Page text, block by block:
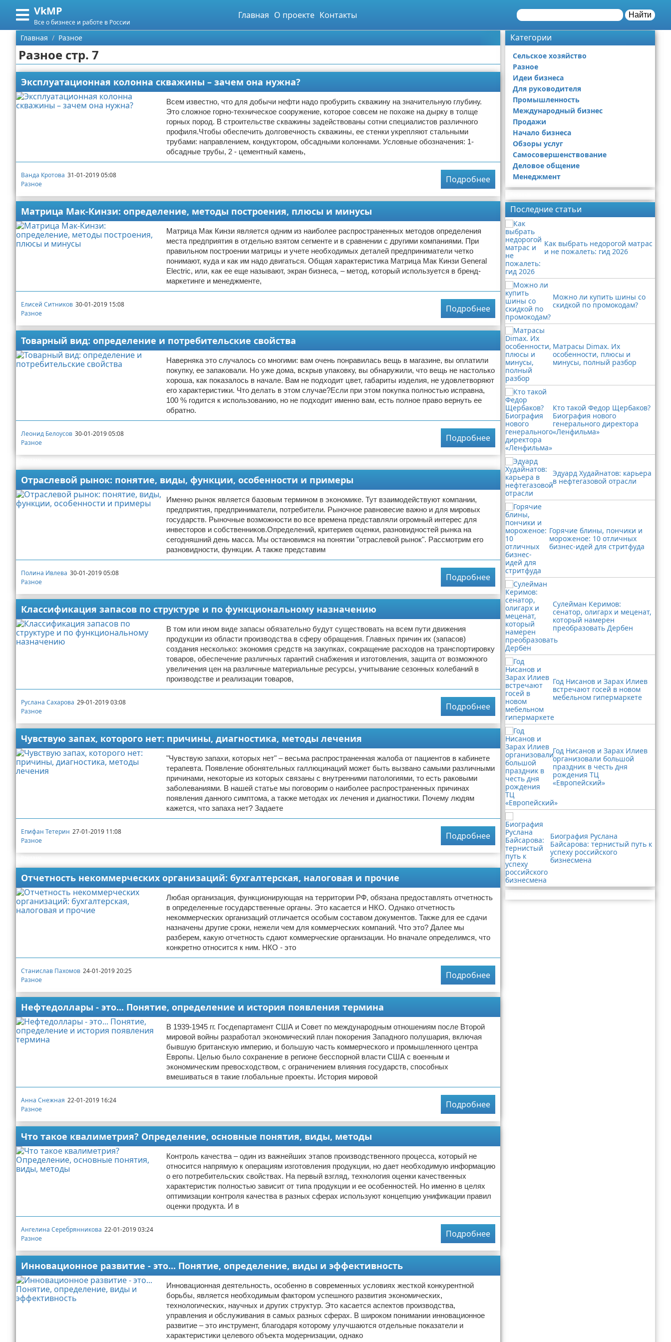
VkMP
Все о бизнесе и работе в России
Главная О проекте Контакты Найти
Меню
Главная
Категории
Сельское хозяйство
Разное
Продажи
Начало бизнеса
Деловое общение
Менеджмент
Поиск
О проекте
Условия предоставления информации
Отказ от ответственности
Главная Разное
Разное стр. 7
Эксплуатационная колонна скважины – зачем она нужна?
Всем известно, что для добычи нефти надо пробурить скважину на значительную глубину.
Это сложное горно-техническое сооружение, которое совсем не похоже на дырку в толще
горных пород. В строительстве скважины задействованы сотни специалистов различного
профиля.Чтобы обеспечить долговечность скважины, ее стенки укрепляют стальными
трубами: направлением, кондуктором, обсадными колоннами. Условные обозначения: 1-
обсадные трубы, 2 - цементный камень,
Ванда Кротова 31-01-2019 05:08
Разное
Подробнее
Матрица Мак-Кинзи: определение, методы построения, плюсы и минусы
Матрица Мак Кинзи является одним из наиболее распространенных методов определения
места предприятия в отдельно взятом сегменте и в сравнении с другими компаниями. При
правильном построении матрицы и учете необходимых деталей предприниматели четко
понимают, куда и как им надо двигаться. Общая характеристика Матрица Мак Кинзи General
Electric, или, как ее еще называют, экран бизнеса, – метод, который используется в бренд-
маркетинге и менеджменте,
Елисей Ситников 30-01-2019 15:08
Разное
Подробнее
Товарный вид: определение и потребительские свойства
Наверняка это случалось со многими: вам очень понравилась вещь в магазине, вы оплатили
покупку, ее запаковали. Но уже дома, вскрыв упаковку, вы обнаружили, что вещь не настолько
хороша, как показалось в начале. Вам не подходит цвет, габариты изделия, не удовлетворяют
его характеристики. Что делать в этом случае?Если при этом покупка полностью исправна,
100 % годится к использованию, но не подходит именно вам, есть полное право вернуть ее
обратно.
Леонид Белоусов 30-01-2019 05:08
Разное
Подробнее
Отраслевой рынок: понятие, виды, функции, особенности и примеры
Именно рынок является базовым термином в экономике. Тут взаимодействуют компании,
предприятия, предприниматели, потребители. Рыночное равновесие важно и для мировых
государств. Рыночные возможности во все времена представляли огромный интерес для
инвесторов и собственников.Определений, критериев оценки, разновидностей рынка на
сегодняшний день масса. Мы остановимся на понятии "отраслевой рынок". Рассмотрим его
разновидности, функции. А также представим
Полина Ивлева 30-01-2019 05:08
Разное
Подробнее
Классификация запасов по структуре и по функциональному назначению
В том или ином виде запасы обязательно будут существовать на всем пути движения
продукции из области производства в сферу обращения. Главных причин их (запасов)
создания несколько: экономия средств на закупках, сокращение расходов на транспортировку
товаров, обеспечение различных гарантий снабжения и изготовления, защита от возможного
увеличения цен на различные материальные ресурсы, учитывание сезонных колебаний в
производстве и реализации товаров,
Руслана Сахарова 29-01-2019 03:08
Разное
Подробнее
Чувствую запах, которого нет: причины, диагностика, методы лечения
"Чувствую запахи, которых нет" – весьма распространенная жалоба от пациентов в кабинете
терапевта. Появление обонятельных галлюцинаций может быть вызвано самыми различными
причинами, некоторые из которых связаны с внутренними патологиями, то есть раковыми
заболеваниями. В нашей статье мы поговорим о наиболее распространенных причинах
появления данного симптома, а также методах их лечения и диагностики. Почему людям
кажется, что запаха нет? Задаете
Епифан Тетерин 27-01-2019 11:08
Разное
Подробнее
Отчетность некоммерческих организаций: бухгалтерская, налоговая и прочие
Любая организация, функционирующая на территории РФ, обязана предоставлять отчетность
в определенные государственные органы. Это касается и НКО. Однако отчетность
некоммерческих организаций отличается особым составом документов. Также для ее сдачи
назначены другие сроки, нежели чем для коммерческих компаний. Что это? Далее мы
разберем, какую отчетность сдают коммерческие организации. Но вначале определимся, что
конкретно относится к ним. НКО - это
Станислав Пахомов 24-01-2019 20:25
Разное
Подробнее
Нефтедоллары - это... Понятие, определение и история появления термина
В 1939-1945 гг. Госдепартамент США и Совет по международным отношениям после Второй
мировой войны разработал экономический план покорения Западного полушария, включая
бывшую британскую империю, и большую часть коммерческого и промышленного центра
Европы. Целью было сохранение в регионе бесспорной власти США с военным и
экономическим превосходством, с ограничением влияния государств, способных
вмешиваться в такие глобальные проекты. История мировой
Анна Снежная 22-01-2019 16:24
Разное
Подробнее
Что такое квалиметрия? Определение, основные понятия, виды, методы
Контроль качества – один из важнейших этапов производственного процесса, который не
относится напрямую к операциям изготовления продукции, но дает необходимую информацию
о его потребительских свойствах. На первый взгляд, технология оценки качественных
характеристик полностью зависит от типа продукции и ее особенностей. Но именно в целях
оптимизации контроля качества в разных сферах используют концепцию унификации правил
оценки продукта. И в
Ангелина Серебрянникова 22-01-2019 03:24
Разное
Подробнее
Инновационное развитие - это... Понятие, определение, виды и эффективность
Инновационная деятельность, особенно в современных условиях жесткой конкурентной
борьбы, является необходимым фактором успешного развития экономических,
технологических, научных и других структур. Это касается аспектов производства,
управления и обслуживания в самых разных сферах. В широком понимании инновационное
развитие – это инструмент, благодаря которому улучшаются отдельные показатели и
характеристики целевого объекта модернизации, однако
Категории
Сельское хозяйство
Разное
Идеи бизнеса
Для руководителя
Промышленность
Международный бизнес
Продажи
Начало бизнеса
Обзоры услуг
Самосовершенствование
Деловое общение
Менеджмент
Последние статьи
Как выбрать недорогой матрас
и не пожалеть: гид 2026
Можно ли купить шины со
скидкой по промокодам?
Матрасы Dimax. Их
особенности, плюсы и
минусы, полный разбор
Кто такой Федор Щербаков?
Биография нового
генерального директора
«Ленфильма»
Эдуард Худайнатов: карьера
в нефтегазовой отрасли
Горячие блины, пончики и
мороженое: 10 отличных
бизнес-идей для стритфуда
Сулейман Керимов:
сенатор, олигарх и меценат,
который намерен
преобразовать Дербен
Год Нисанов и Зарах Илиев
встречают госей в новом
мебельном гипермаркете
Год Нисанов и Зарах Илиев
организовали большой
праздник в честь дня
рождения ТЦ
«Европейский»
Биография Руслана
Байсарова: тернистый путь к
успеху российского
бизнесмена